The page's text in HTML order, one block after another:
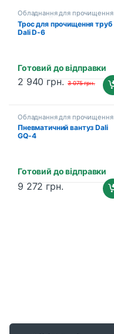
Обладнання для прочищення
каналізації
Трос для прочищення труб
Dali D-6
Готовий до відправки
2 940 грн. 3 075грн.
Обладнання для прочищення
каналізації
Пневматичний вантуз Dali
GQ-4
Готовий до відправки
9 272 грн.